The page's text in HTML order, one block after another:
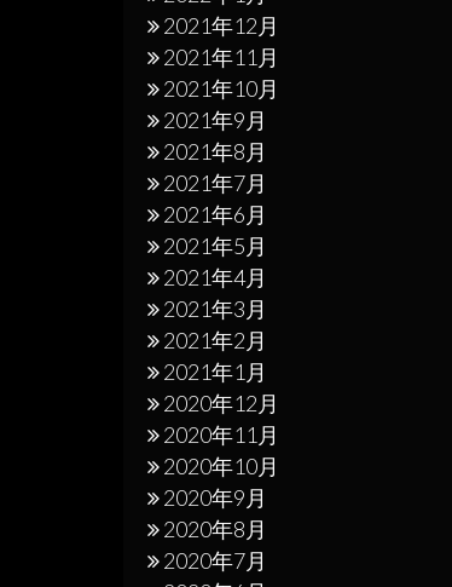
2021年12月
2021年11月
2021年10月
2021年9月
2021年8月
2021年7月
2021年6月
2021年5月
2021年4月
2021年3月
2021年2月
2021年1月
2020年12月
2020年11月
2020年10月
2020年9月
2020年8月
2020年7月